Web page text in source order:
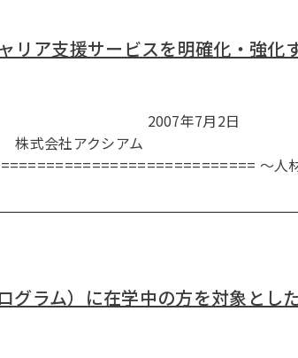
リア支援サービスを明確化・強化
ス 2007年7月2日
アム
～人
グラム）に在学中の方を対象とし